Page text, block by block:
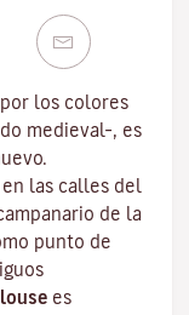
los colores
medieval–, es
las calles del
de la
punto de
es